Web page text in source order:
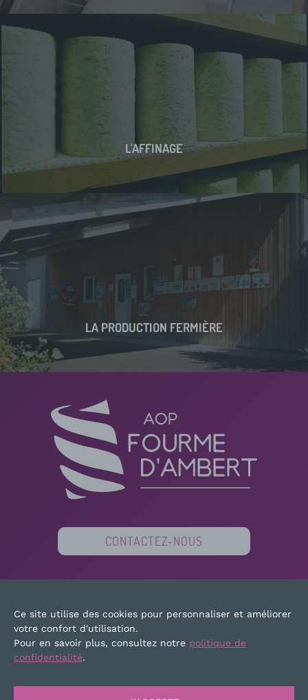
L'AFFINAGE
LA PRODUCTION FERMIÈRE
CONTACTEZ-NOUS
PLAN DU SITE MENTIONS LÉGALES
Ce site utilise des cookies pour personnaliser et améliorer
votre confort d'utilisation.
Pour en savoir plus, consultez notre politique de
confidentialité.